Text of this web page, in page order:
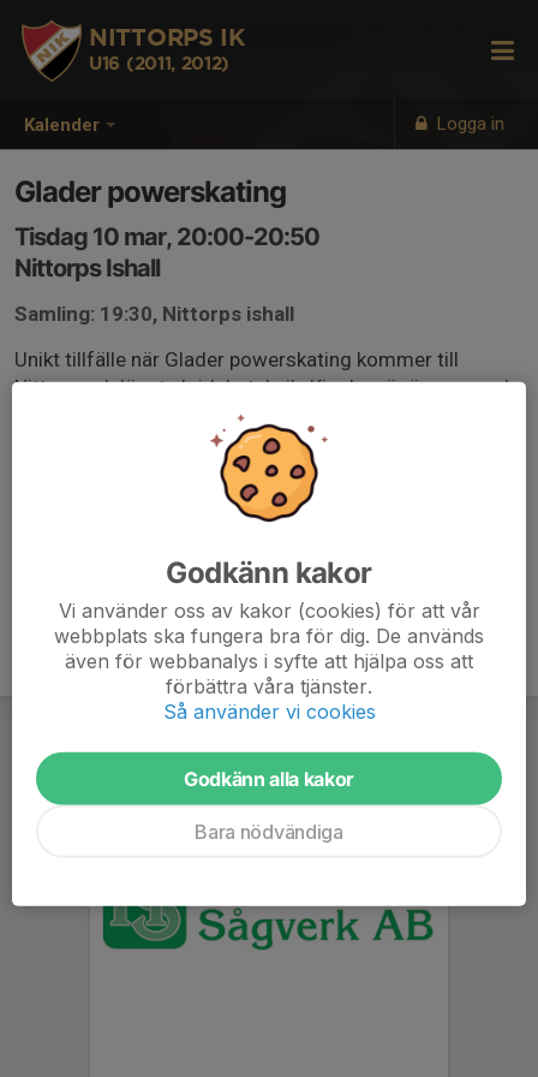
Kalender Logga in
NITTORPS IK
U16 (2011, 2012)
Glader powerskating
Tisdag 10 mar, 20:00-20:50
Nittorps Ishall
Samling: 19:30, Nittorps ishall
Unikt tillfälle när Glader powerskating kommer till
Nittorp och lär ut skridskoteknik. Kiosken är öppen med
Godkänn kakor
Vi använder oss av kakor (cookies) för att vår
webbplats ska fungera bra för dig. De används
även för webbanalys i syfte att hjälpa oss att
förbättra våra tjänster.
Så använder vi cookies
Godkänn alla kakor
Bara nödvändiga